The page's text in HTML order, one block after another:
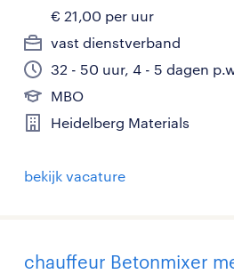
€ 21,00 per uur
vast dienstverband
32 - 50 uur, 4 - 5 dagen
MBO
Heidelberg Materials
bekijk vacature
chauffeur Betonmixer